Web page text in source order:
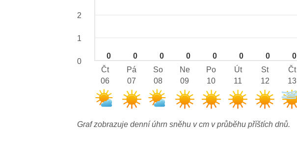
0 0 0 0 0 0 0 0
2
1
0
Čt
06
Pá
07
So
08
Ne
09
Po
10
Út
11
St
12
Čt
13
Graf zobrazuje denní úhrn sněhu v cm v průběhu příštích dnů.